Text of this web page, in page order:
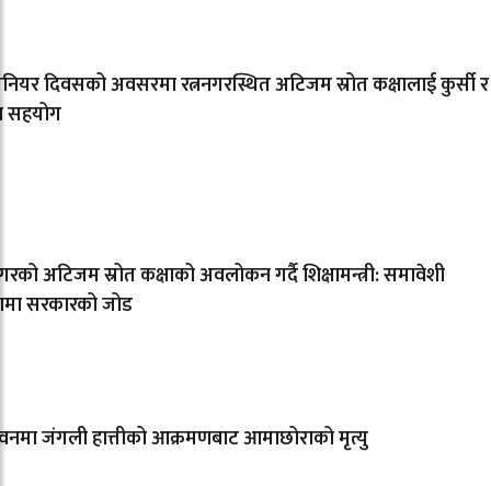
दिवसको अवसरमा रत्ननगरस्थित अटिजम स्रोत कक्षालाई कुर्सी र
अटिजम स्रोत कक्षाको अवलोकन गर्दै शिक्षामन्त्री: समावेशी
सरकारको जोड
जंगली हात्तीको आक्रमणबाट आमाछोराको मृत्यु